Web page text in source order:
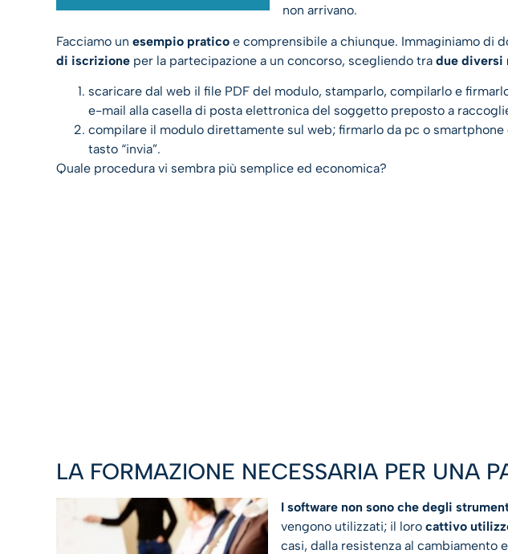
non arrivano.
Facciamo un esempio pratico e comprensibile a chiunque. Immaginiamo di
di iscrizione per la partecipazione a un concorso, scegliendo tra due diversi
scaricare dal web il file PDF del modulo, stamparlo, compilarlo e
e-mail alla casella di posta elettronica del soggetto preposto a
compilare il modulo direttamente sul web; firmarlo da pc o
tasto “invia”.
Quale procedura vi sembra più semplice ed economica?
LA FORMAZIONE NECESSARIA PER UNA
I software non sono che degli
vengono utilizzati; il loro cattivo
casi, dalla resistenza al cambiamento e